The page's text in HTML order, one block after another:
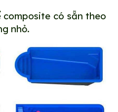
composite có sẵn theo
nhỏ.